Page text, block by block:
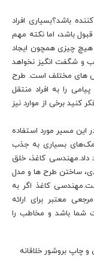
باشد؟بسیاری افراد
باشد، اما نکته مهم
چیزی همچون ایجاد
و شگفت انگیز نخواهد
های مختلف است. طرح
را به افراد منتقل
کنید برخی از موارد نیز
این مسیر مورد استفاده
بسیاری به جذب
داد.مهندسی کاغذ، خلق
ساختن طرح ها و مدل
کاغذ اگر به
معتبر برای ارائه
شما باشد و مخاطب را
و چاپ بروشور خلاقانه